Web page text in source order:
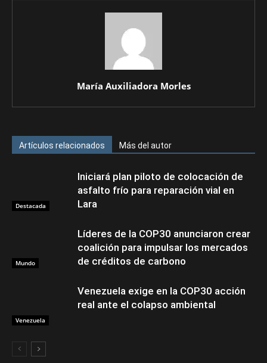
María Auxiliadora Morles
Artículos relacionados Más del autor
Destacada
Iniciará plan piloto de colocación de
asfalto frío para reparación vial en
Lara
Mundo
Líderes de la COP30 anunciaron crear
coalición para impulsar los mercados
de créditos de carbono
Venezuela
Venezuela exige en la COP30 acción
real ante el colapso ambiental